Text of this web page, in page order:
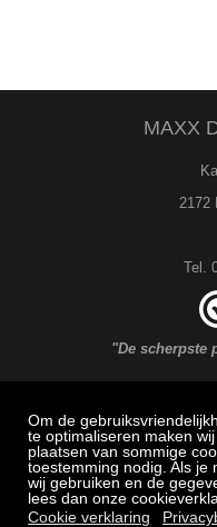
Om de
te optimaliseren maken
plaatsen van sommige
toestemming nodig. Als je
wij gebruiken en de
lees dan onze
Cookie verklaring
MAXX
2172
Tel.
"De scherpste
MAXX
Veel gestelde